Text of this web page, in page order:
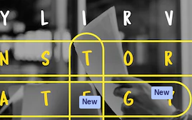
Gerador de
imagens
Gerador de vídeos
Texto para voz
Conteúdo de stock
MCP para
Claude/ChatGPT
New
Atendimento
Termos e
condições
Política de
privacidade
Originais New
Política de cookies